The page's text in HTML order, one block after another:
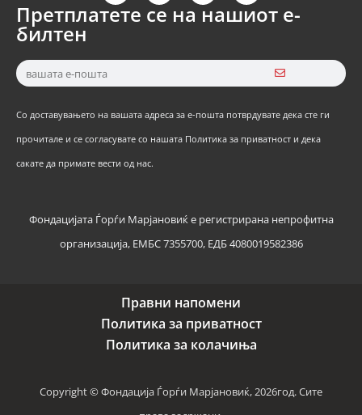
Претплатете се на нашиот е-
билтен
Со доставувањето на вашата адреса за е-пошта потврдувате дека сте ги
прочитале и се согласувате со нашата Политика за приватност и дека
сакате да примате вести од нас.
Фондацијата Ѓорѓи Марјановиќ е регистрирана непрофитна
организација, ЕМБС 7355700, ЕДБ 4080019582386
Правни напомени
Политика за приватност
Политика за колачиња
Copyright © Фондација Ѓорѓи Марјановиќ, 2026год. Сите